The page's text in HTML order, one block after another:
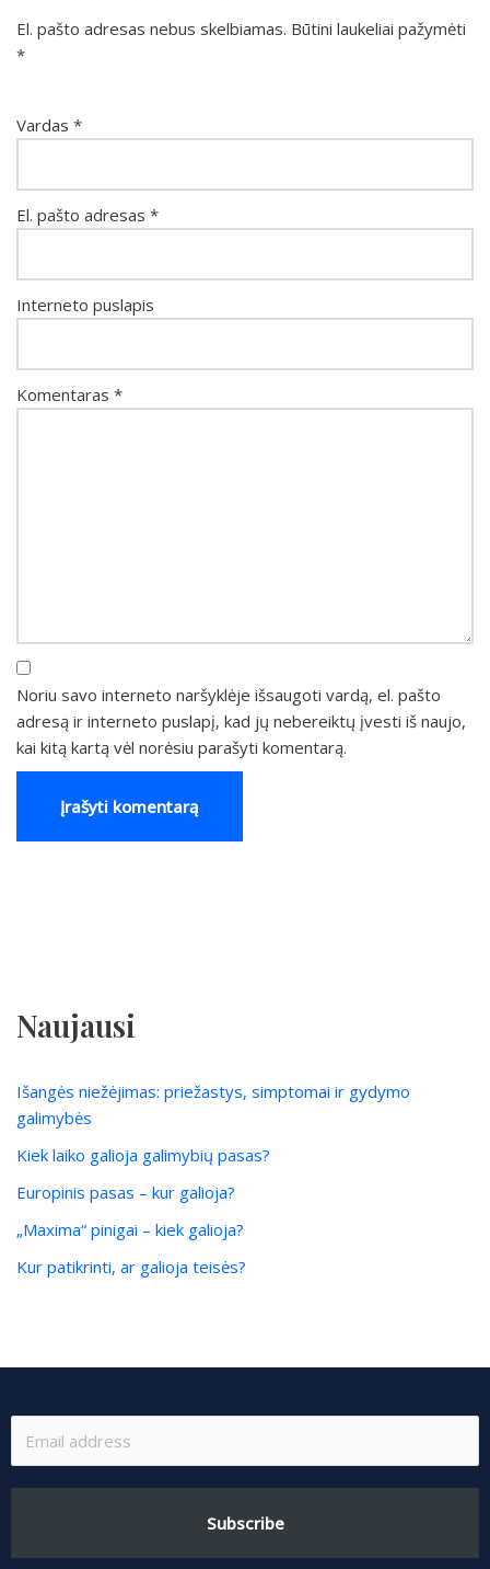
El. pašto adresas nebus skelbiamas. Būtini laukeliai pažymėti
*
Vardas *
El. pašto adresas *
Interneto puslapis
Komentaras *
Noriu savo interneto naršyklėje išsaugoti vardą, el. pašto
adresą ir interneto puslapį, kad jų nebereiktų įvesti iš naujo,
kai kitą kartą vėl norėsiu parašyti komentarą.
Naujausi
Išangės niežėjimas: priežastys, simptomai ir gydymo
galimybės
Kiek laiko galioja galimybių pasas?
Europinis pasas – kur galioja?
„Maxima“ pinigai – kiek galioja?
Kur patikrinti, ar galioja teisės?
Subscribe